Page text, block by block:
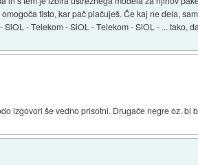
tisto, kar pač plačuješ. Če kaj ne dela,
- Telekom - SiOL - Telekom - SiOL - ... tako,
izgovori še vedno prisotni. Drugače negre oz. bi